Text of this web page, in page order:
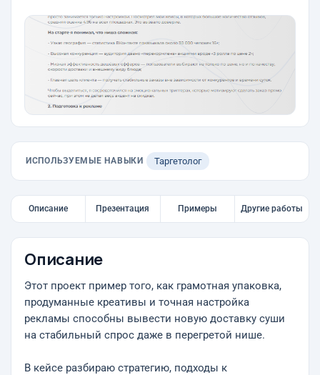
ИСПОЛЬЗУЕМЫЕ НАВЫКИ Таргетолог
Описание Презентация Примеры Другие работы
Описание
Этот проект пример того, как грамотная упаковка,
продуманные креативы и точная настройка
рекламы способны вывести новую доставку суши
на стабильный спрос даже в перегретой нише.
В кейсе разбираю стратегию, подходы к